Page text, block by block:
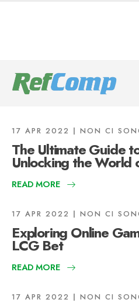
17 APR 2022 NON CI
The Ultimate Guide
Unlocking the World
READ MORE
17 APR 2022 NON CI
Exploring Online
LCG Bet
READ MORE
17 APR 2022 NON CI